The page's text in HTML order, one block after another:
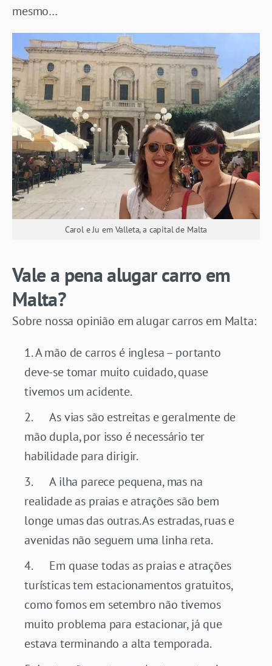
mesmo…
Carol e Ju em Valleta, a capital de Malta
Vale a pena alugar carro em
Malta?
Sobre nossa opinião em alugar carros em Malta:
A mão de carros é inglesa – portanto
deve-se tomar muito cuidado, quase
tivemos um acidente.
As vias são estreitas e geralmente de
mão dupla, por isso é necessário ter
habilidade para dirigir.
A ilha parece pequena, mas na
realidade as praias e atrações são bem
longe umas das outras. As estradas, ruas e
avenidas não seguem uma linha reta.
Em quase todas as praias e atrações
turísticas tem estacionamentos gratuitos,
como fomos em setembro não tivemos
muito problema para estacionar, já que
estava terminando a alta temporada.